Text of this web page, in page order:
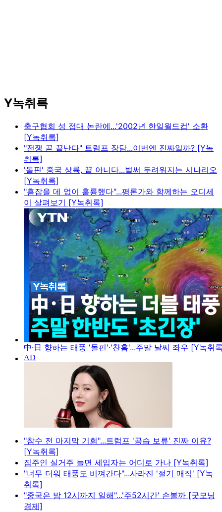
Y녹취록
축구협회 성 접대 논란에...'2002년 한일월드컵' 소환
[Y녹취록]
"전쟁 곧 끝난다" 트럼프 장담...이번엔 진짜일까? [Y녹
취록]
'돌핀' 중국 상륙, 끝 아니다...벌써 두려워지는 시나리오
[Y녹취록]
"흠잡을 데 없이 훌륭했다"...평론가와 함께하는 오디세
이 살펴보기 [Y녹취록]
中·日 향하는 태풍 '돌핀'·'찬홈'...주말 날씨 좌우 [Y녹취
"참수 전 마지막 기회"...트럼프 '공습 보류' 진짜 이유?
[Y녹취록]
집주인 실거주 늘면 세입자는 어디로 가나 [Y녹취록]
"너무 더워 태풍도 비껴간다"...사라진 '절기 매직' [Y녹
취록]
"중국은 밤 12시까지 일해"...'주52시간' 손볼까 [굿모닝
경제]